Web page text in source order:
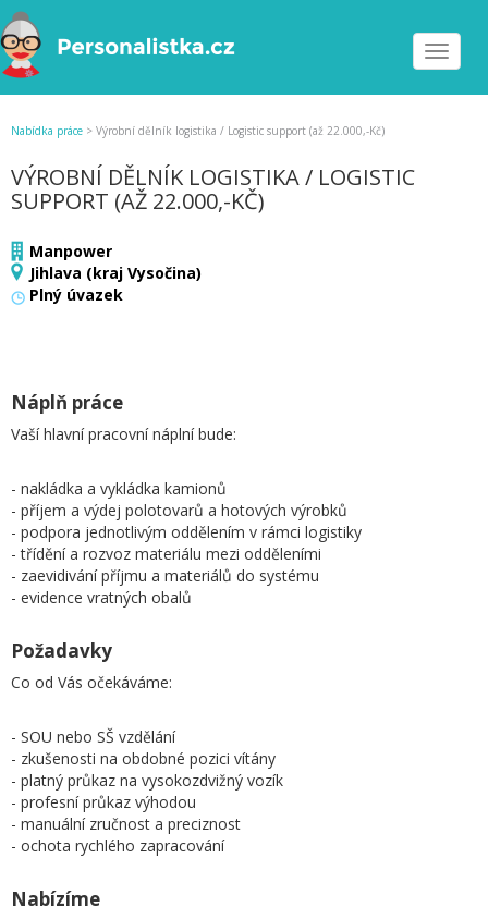
Toggle
Nabídka práce > Výrobní dělník logistika / Logistic support (až 22.000,-Kč)
VÝROBNÍ DĚLNÍK LOGISTIKA / LOGISTIC
SUPPORT (AŽ 22.000,-KČ)
Manpower
Jihlava (kraj Vysočina)
Plný úvazek
Náplň práce
Vaší hlavní pracovní náplní bude:
- nakládka a vykládka kamionů
- příjem a výdej polotovarů a hotových výrobků
- podpora jednotlivým oddělením v rámci logistiky
- třídění a rozvoz materiálu mezi odděleními
- zaevidivání příjmu a materiálů do systému
- evidence vratných obalů
Požadavky
Co od Vás očekáváme:
- SOU nebo SŠ vzdělání
- zkušenosti na obdobné pozici vítány
- platný průkaz na vysokozdvižný vozík
- profesní průkaz výhodou
- manuální zručnost a preciznost
- ochota rychlého zapracování
Nabízíme